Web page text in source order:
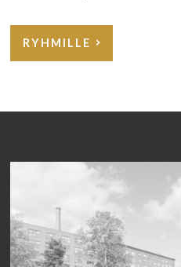
RYHMILLE